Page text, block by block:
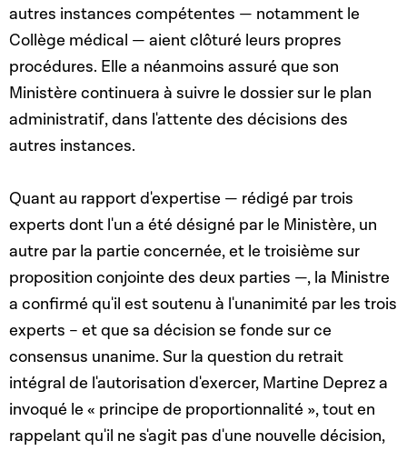
autres instances compétentes — notamment le
Collège médical — aient clôturé leurs propres
procédures. Elle a néanmoins assuré que son
Ministère continuera à suivre le dossier sur le plan
administratif, dans l'attente des décisions des
autres instances.
Quant au rapport d'expertise — rédigé par trois
experts dont l'un a été désigné par le Ministère, un
autre par la partie concernée, et le troisième sur
proposition conjointe des deux parties —, la Ministre
a confirmé qu'il est soutenu à l'unanimité par les trois
experts – et que sa décision se fonde sur ce
consensus unanime. Sur la question du retrait
intégral de l'autorisation d'exercer, Martine Deprez a
invoqué le « principe de proportionnalité », tout en
rappelant qu'il ne s'agit pas d'une nouvelle décision,